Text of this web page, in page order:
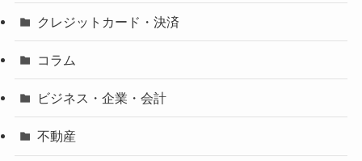
クレジットカード・決済
コラム
ビジネス・企業・会計
不動産